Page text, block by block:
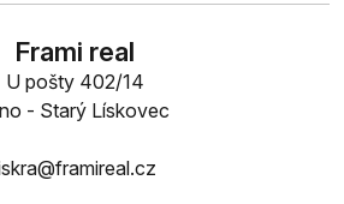
Frami real
U pošty 402/14
- Starý Lískovec